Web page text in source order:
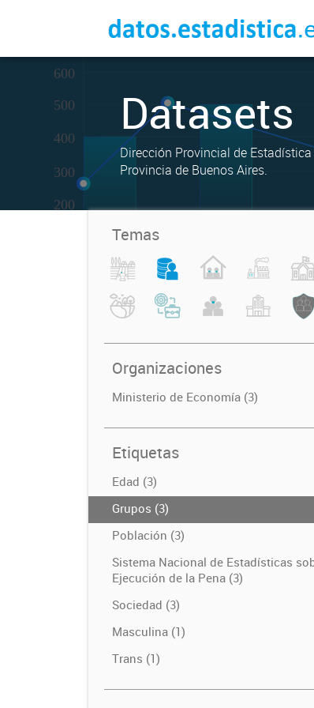
Datasets
Dirección Provincial de
Provincia de Buenos Aires.
Temas
Organizaciones
Ministerio de Economía (3)
Etiquetas
Edad (3)
Grupos (3)
Población (3)
Sistema Nacional de Estadísticas
Ejecución de la Pena (3)
Sociedad (3)
Masculina (1)
Trans (1)